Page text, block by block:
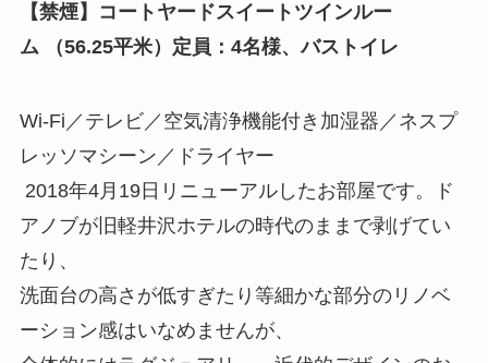
【禁煙】コートヤードスイートツインルー
ム
（56.25平米）定員：4名様、バストイレ
Wi-Fi／テレビ／空気清浄機能付き加湿器／ネスプ
レッソマシーン／ドライヤー
2018年4月19日リニューアルしたお部屋です。
ド
アノブが旧軽井沢ホテルの時代のままで剥げてい
たり、
洗面台の高さが低すぎたり等細かな部分のリノベ
ーション感はいなめませんが、